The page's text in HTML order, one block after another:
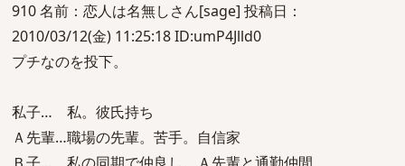
910 名前：恋人は名無しさん[sage] 投稿日：
2010/03/12(金) 11:25:18 ID:umP4Jlld0
プチなのを投下。
私子… 私。彼氏持ち
Ａ先輩…職場の先輩。苦手。自信家